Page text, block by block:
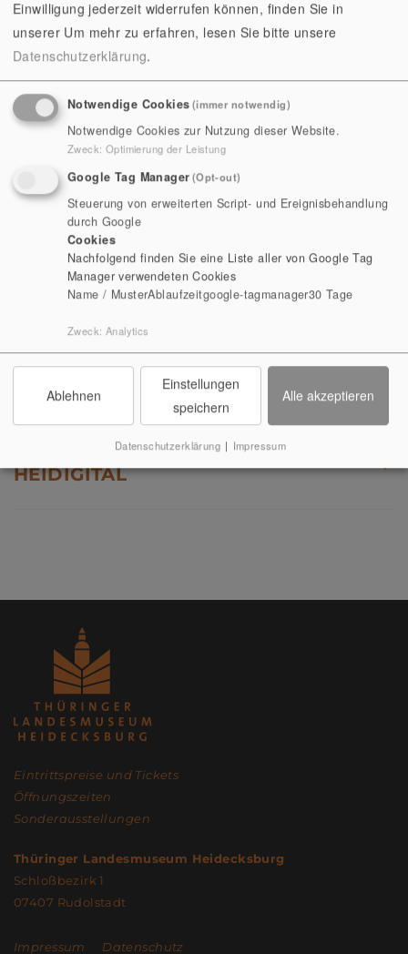
MITARBEITER:INNEN
MUSEUMSPÄDAGOGIK
PRÄPARATION
AUSSTELLUNGSTECHNIK &
RESTAURIERUNG
MAGAZINIERUNG
DIGITALISIERUNG | PROJEKTTEAM
HEIDIGITAL
Eintrittspreise und Tickets
Öffnungszeiten
Sonderausstellungen
Thüringer Landesmuseum Heidecksburg
Schloßbezirk 1
07407 Rudolstadt
Impressum Datenschutz
Einwilligung jederzeit widerrufen können, finden Sie in
unserer Um mehr zu erfahren, lesen Sie bitte unsere
Datenschutzerklärung.
Notwendige Cookies(immer notwendig)
Notwendige Cookies zur Nutzung dieser Website.
Zweck: Optimierung der Leistung
Google Tag Manager(Opt-out)
Steuerung von erweiterten Script- und Ereignisbehandlung
durch Google
Cookies
Nachfolgend finden Sie eine Liste aller von Google Tag
Manager verwendeten Cookies
Name / MusterAblaufzeitgoogle-tagmanager30 Tage
Zweck: Analytics
Ablehnen
Einstellungen
speichern
Alle akzeptieren
Datenschutzerklärung | Impressum